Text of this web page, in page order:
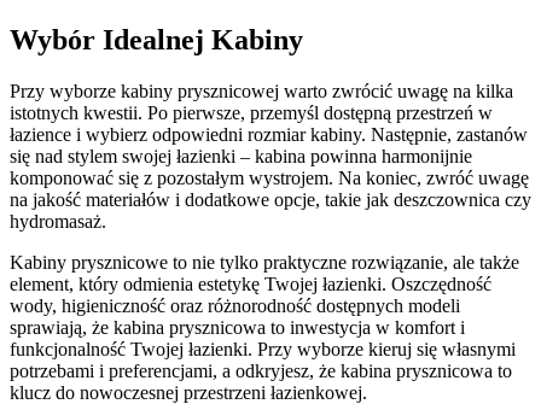
Wybór Idealnej Kabiny
Przy wyborze kabiny prysznicowej warto zwrócić uwagę na kilka
istotnych kwestii. Po pierwsze, przemyśl dostępną przestrzeń w
łazience i wybierz odpowiedni rozmiar kabiny. Następnie, zastanów
się nad stylem swojej łazienki – kabina powinna harmonijnie
komponować się z pozostałym wystrojem. Na koniec, zwróć uwagę
na jakość materiałów i dodatkowe opcje, takie jak deszczownica czy
hydromasaż.
Kabiny prysznicowe to nie tylko praktyczne rozwiązanie, ale także
element, który odmienia estetykę Twojej łazienki. Oszczędność
wody, higieniczność oraz różnorodność dostępnych modeli
sprawiają, że kabina prysznicowa to inwestycja w komfort i
funkcjonalność Twojej łazienki. Przy wyborze kieruj się własnymi
potrzebami i preferencjami, a odkryjesz, że kabina prysznicowa to
klucz do nowoczesnej przestrzeni łazienkowej.